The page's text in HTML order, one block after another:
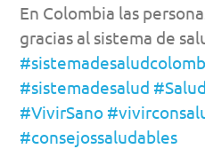
En Colombia las
gracias al sistema de
#sistemadesalud #Salud
#VivirSano
#consejossaludables